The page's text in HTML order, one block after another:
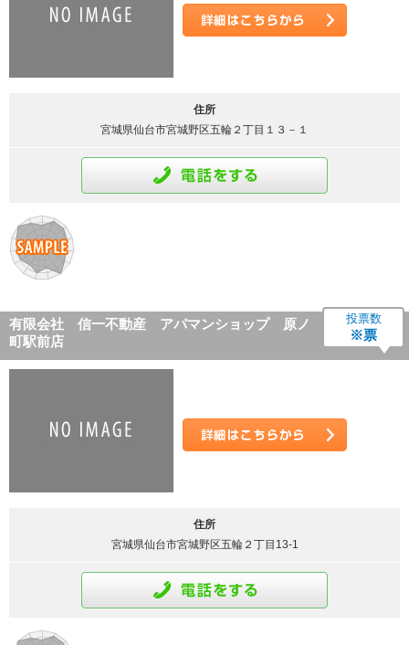
住所
宮城県仙台市宮城野区五輪２丁目１３－１
有限会社 信一不動産 アパマンショップ 原ノ
町駅前店
投票数
※票
住所
宮城県仙台市宮城野区五輪２丁目13-1